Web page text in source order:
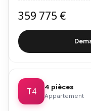
359 775 €
T4 4 pièces
Appartement